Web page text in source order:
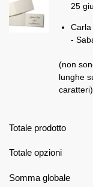
25
Carla
-
(non
lunghe
caratteri)
Totale prodotto
Totale opzioni
Somma globale